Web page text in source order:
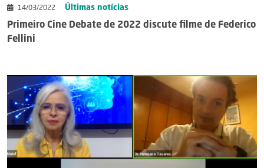
14/03/2022 Últimas notícias
Primeiro Cine Debate de 2022 discute filme de Federico
Fellini